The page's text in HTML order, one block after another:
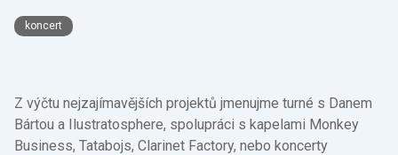
koncert
Z výčtu nejzajímavějších projektů jmenujme turné s Danem
Bártou a Ilustratosphere, spolupráci s kapelami Monkey
Business, Tatabojs, Clarinet Factory, nebo koncerty